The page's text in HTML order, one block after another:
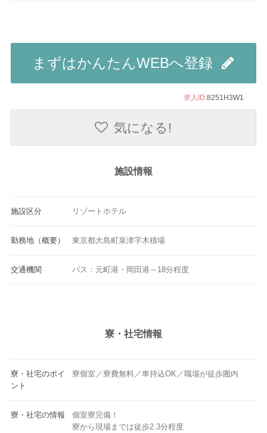
まずはかんたんWEBへ登録
求人ID:8251H3W1
気になる!
施設情報
施設区分 リゾートホテル
勤務地（概要） 東京都大島町泉津字木積場
交通機関 バス：元町港・岡田港～18分程度
寮・社宅情報
寮・社宅のポイ
ント
寮個室／寮費無料／車持込OK／職場が徒歩圏内
寮・社宅の情報
個室寮完備！
寮から現場までは徒歩2.3分程度